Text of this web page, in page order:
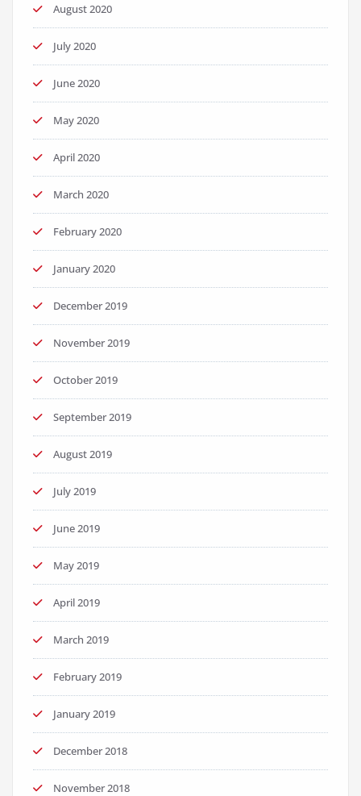
August 2020
July 2020
June 2020
May 2020
April 2020
March 2020
February 2020
January 2020
December 2019
November 2019
October 2019
September 2019
August 2019
July 2019
June 2019
May 2019
April 2019
March 2019
February 2019
January 2019
December 2018
November 2018